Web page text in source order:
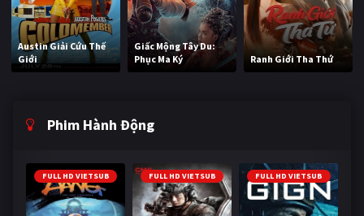
Austin Giải Cứu Thế
Giới
Giấc Mộng Tây Du:
Phục Ma Ký
Ranh Giới Tha Thứ
Phim Hành Động
FULL HD VIETSUB FULL HD VIETSUB FULL HD VIETSUB